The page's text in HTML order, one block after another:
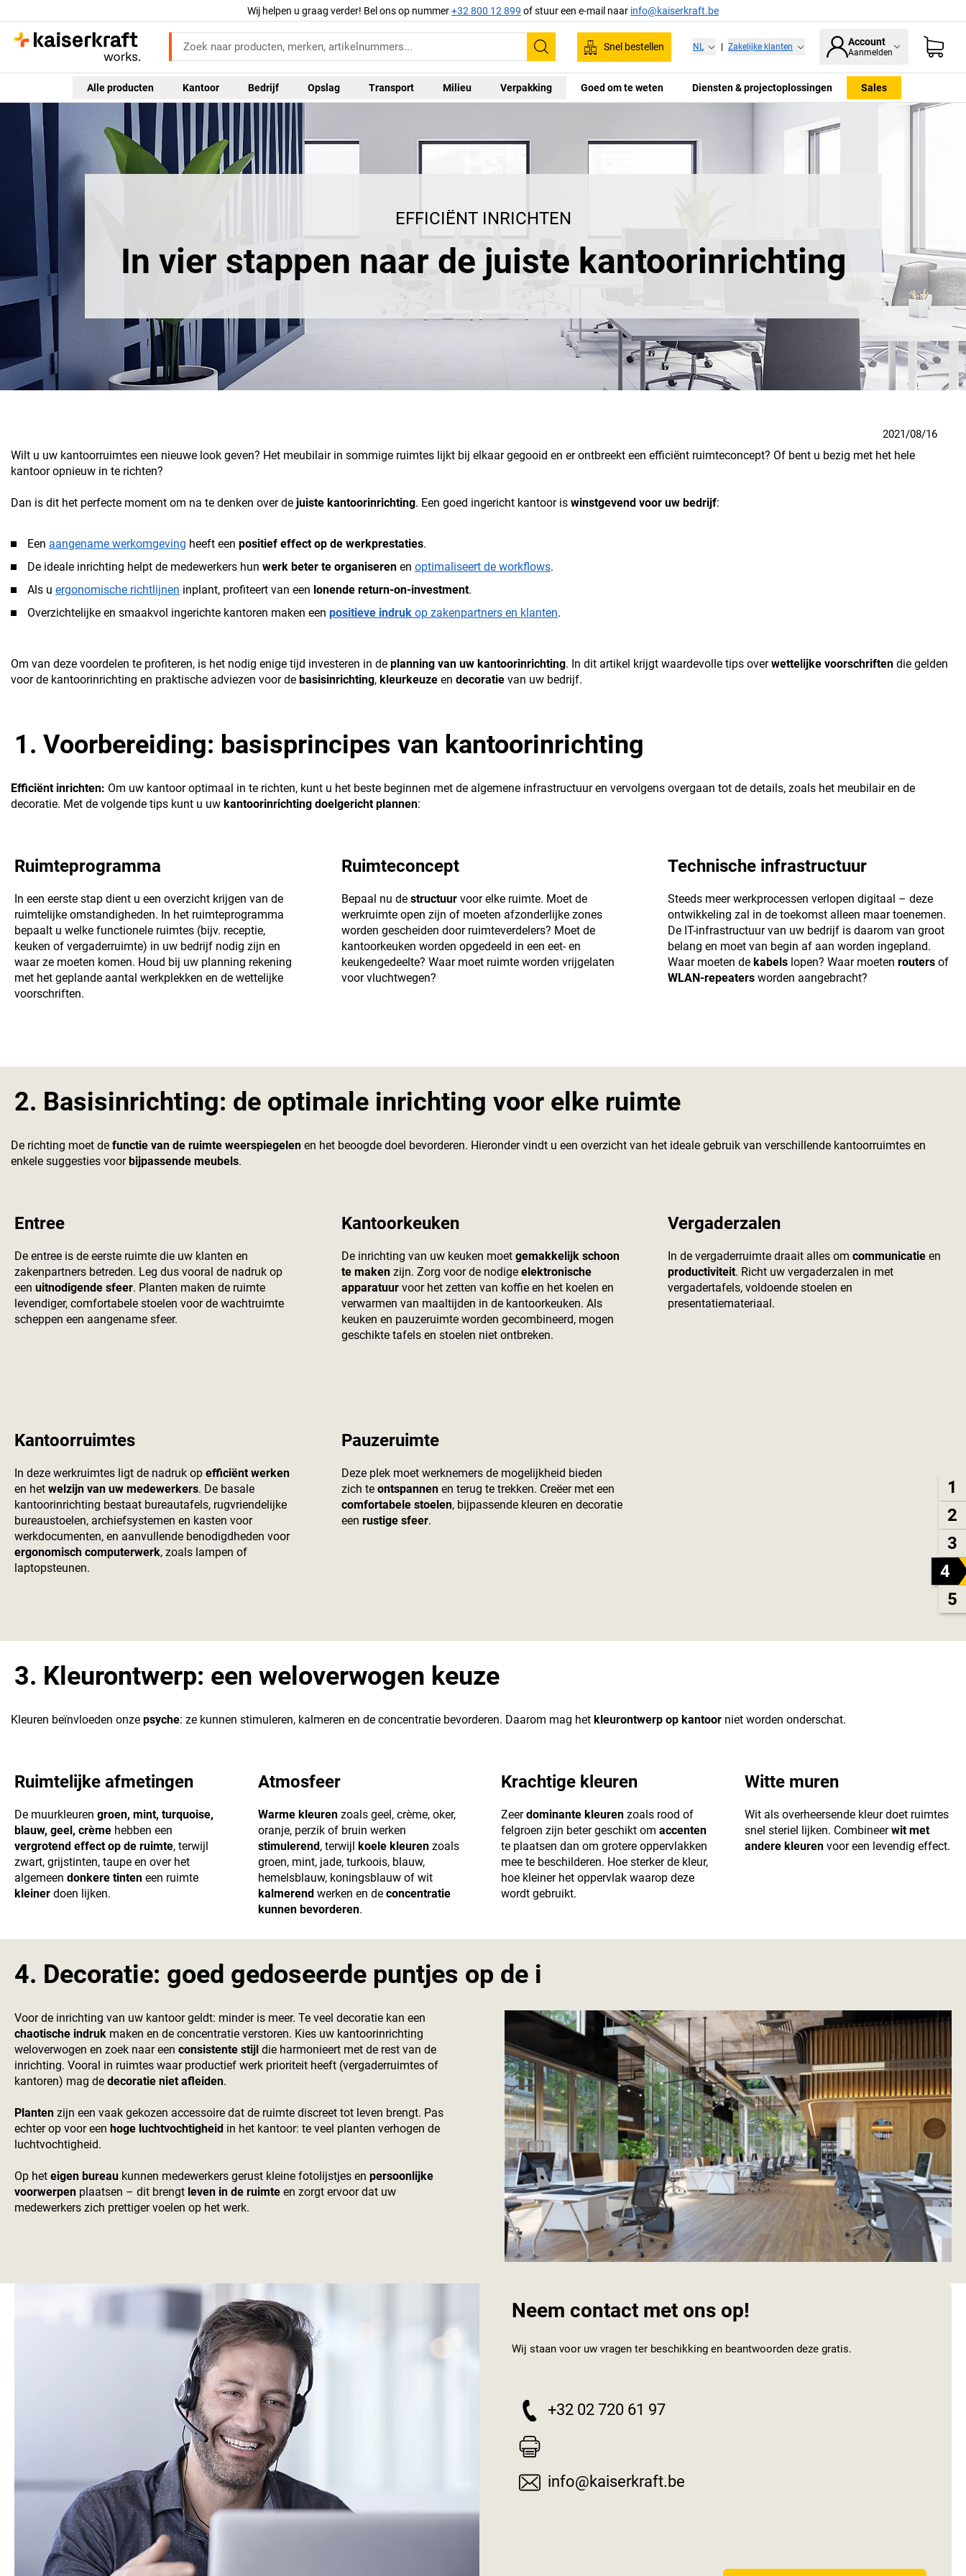
Wij helpen u graag verder! Bel ons op nummer+32 800 12 899 of stuur een e-mail naar info@kaiserkraft.be
Zoeken
Snel bestellen NL Zakelijke klanten Account
Aanmelden
Alle producten Kantoor Bedrijf Opslag Transport Milieu Verpakking Goed om te weten Diensten & projectoplossingen Sales
1
2
3
4
5
EFFICIËNT INRICHTEN
In vier stappen naar de juiste kantoorinrichting
2021/08/16
Wilt u uw kantoorruimtes een nieuwe look geven? Het meubilair in sommige ruimtes lijkt bij elkaar gegooid en er ontbreekt een efficiënt ruimteconcept? Of bent u bezig met het hele
kantoor opnieuw in te richten?
Dan is dit het perfecte moment om na te denken over de juiste kantoorinrichting. Een goed ingericht kantoor is winstgevend voor uw bedrijf:
Een aangename werkomgeving heeft een positief effect op de werkprestaties.
De ideale inrichting helpt de medewerkers hun werk beter te organiseren en optimaliseert de workflows.
Als u ergonomische richtlijnen inplant, profiteert van een lonende return-on-investment.
Overzichtelijke en smaakvol ingerichte kantoren maken een positieve indruk op zakenpartners en klanten.
Om van deze voordelen te profiteren, is het nodig enige tijd investeren in de planning van uw kantoorinrichting. In dit artikel krijgt waardevolle tips overwettelijke voorschriften die gelden
voor de kantoorinrichting en praktische adviezen voor de basisinrichting, kleurkeuze en decoratie van uw bedrijf.
1. Voorbereiding: basisprincipes van kantoorinrichting
Efficiënt inrichten: Om uw kantoor optimaal in te richten, kunt u het beste beginnen met de algemene infrastructuur en vervolgens overgaan tot de details, zoals het meubilair en de
decoratie. Met de volgende tips kunt u uw kantoorinrichting doelgericht plannen:
Ruimteprogramma
In een eerste stap dient u een overzicht krijgen van de
ruimtelijke omstandigheden. In het ruimteprogramma
bepaalt u welke functionele ruimtes (bijv. receptie,
keuken of vergaderruimte) in uw bedrijf nodig zijn en
waar ze moeten komen. Houd bij uw planning rekening
met het geplande aantal werkplekken en de wettelijke
voorschriften.
Ruimteconcept
Bepaal nu de structuurvoor elke ruimte. Moet de
werkruimte open zijn of moeten afzonderlijke zones
worden gescheiden door ruimteverdelers? Moet de
kantoorkeuken worden opgedeeld in een eet- en
keukengedeelte? Waar moet ruimte worden vrijgelaten
voor vluchtwegen?
Technische infrastructuur
Steeds meer werkprocessen verlopen digitaal – deze
ontwikkeling zal in de toekomst alleen maar toenemen.
De IT-infrastructuur van uw bedrijf is daarom van groot
belang en moet van begin af aan worden ingepland.
Waar moeten dekabels lopen? Waar moetenrouters of
WLAN-repeaters worden aangebracht?
2. Basisinrichting: de optimale inrichting voor elke ruimte
De richting moet de functie van de ruimte weerspiegelen en het beoogde doel bevorderen. Hieronder vindt u een overzicht van het ideale gebruik van verschillende kantoorruimtes en
enkele suggesties voorbijpassende meubels.
Entree
De entree is de eerste ruimte die uw klanten en
zakenpartners betreden. Leg dus vooral de nadruk op
een uitnodigende sfeer. Planten maken de ruimte
levendiger, comfortabele stoelen voor de wachtruimte
scheppen een aangename sfeer.
Kantoorkeuken
De inrichting van uw keuken moet gemakkelijk schoon
te makenzijn. Zorg voor de nodige elektronische
apparatuurvoor het zetten van koffie en het koelen en
verwarmen van maaltijden in de kantoorkeuken. Als
keuken en pauzeruimte worden gecombineerd, mogen
geschikte tafels en stoelen niet ontbreken.
Vergaderzalen
In de vergaderruimte draait alles omcommunicatie en
productiviteit. Richt uw vergaderzalen in met
vergadertafels, voldoende stoelen en
presentatiemateriaal.
Kantoorruimtes
In deze werkruimtes ligt de nadruk op efficiënt werken
en het welzijn van uw medewerkers. De basale
kantoorinrichting bestaat bureautafels, rugvriendelijke
bureaustoelen, archiefsystemen en kasten voor
werkdocumenten, en aanvullende benodigdheden voor
ergonomisch computerwerk, zoals lampen of
laptopsteunen.
Pauzeruimte
Deze plek moet werknemers de mogelijkheid bieden
zich te ontspannenen terug te trekken. Creëer met een
comfortabele stoelen, bijpassende kleuren en decoratie
een rustige sfeer.
3. Kleurontwerp: een weloverwogen keuze
Kleuren beïnvloeden onze psyche: ze kunnen stimuleren, kalmeren en de concentratie bevorderen. Daarom mag het kleurontwerp op kantoor niet worden onderschat.
Ruimtelijke afmetingen
De muurkleuren groen, mint, turquoise,
blauw, geel, crème hebben een
vergrotend effect op de ruimte, terwijl
zwart, grijstinten, taupe en over het
algemeen donkere tinten een ruimte
kleiner doen lijken.
Atmosfeer
Warme kleurenzoals geel, crème, oker,
oranje, perzik of bruin werken
stimulerend, terwijl koele kleurenzoals
groen, mint, jade, turkoois, blauw,
hemelsblauw, koningsblauw of wit
kalmerendwerken en de concentratie
kunnen bevorderen.
Krachtige kleuren
Zeerdominante kleuren zoals rood of
felgroen zijn beter geschikt om accenten
te plaatsen dan om grotere oppervlakken
mee te beschilderen. Hoe sterker de kleur,
hoe kleiner het oppervlak waarop deze
wordt gebruikt.
Witte muren
Wit als overheersende kleur doet ruimtes
snel steriel lijken. Combineerwit met
andere kleurenvoor een levendig effect.
4. Decoratie: goed gedoseerde puntjes op de i
Voor de inrichting van uw kantoor geldt: minder is meer. Te veel decoratie kan een
chaotische indruk maken en de concentratie verstoren. Kies uw kantoorinrichting
weloverwogen en zoek naar een consistente stijl die harmonieert met de rest van de
inrichting. Vooral in ruimtes waar productief werk prioriteit heeft (vergaderruimtes of
kantoren) mag de decoratie niet afleiden.
Planten zijn een vaak gekozen accessoire dat de ruimte discreet tot leven brengt. Pas
echter op voor een hoge luchtvochtigheid in het kantoor: te veel planten verhogen de
luchtvochtigheid.
Op het eigen bureau kunnen medewerkers gerust kleine fotolijstjes en persoonlijke
voorwerpen plaatsen – dit brengt leven in de ruimte en zorgt ervoor dat uw
medewerkers zich prettiger voelen op het werk.
Neem contact met ons op!
Wij staan voor uw vragen ter beschikking en beantwoorden deze gratis.
+32 02 720 61 97
info@kaiserkraft.be